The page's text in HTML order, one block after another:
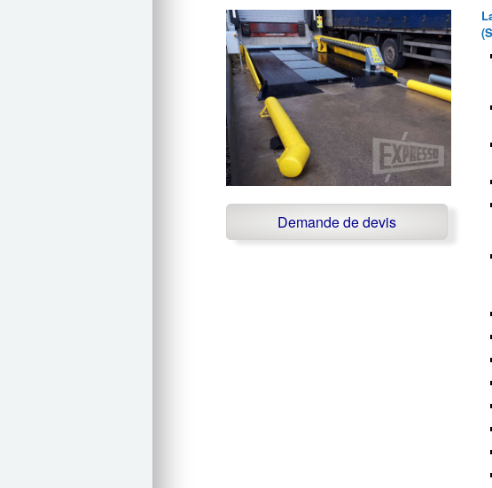
Demande de devis